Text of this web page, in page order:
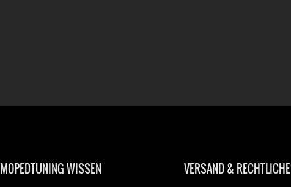
MOPEDTUNING WISSEN VERSAND &